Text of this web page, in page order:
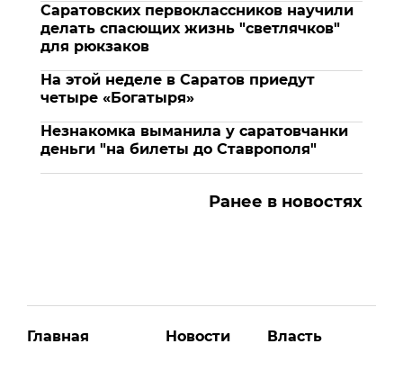
Саратовских первоклассников научили
делать спасющих жизнь "светлячков"
для рюкзаков
На этой неделе в Саратов приедут
четыре «Богатыря»
Незнакомка выманила у саратовчанки
деньги "на билеты до Ставрополя"
Ранее в новостях
Главная Новости Власть